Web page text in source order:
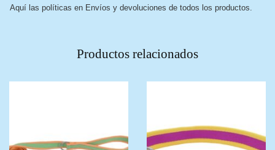
Aquí las políticas en Envíos y devoluciones de todos los productos.
Productos relacionados